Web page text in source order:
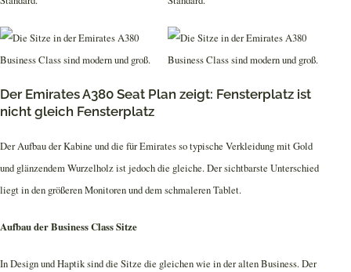
Der Emirates A380 Seat Plan zeigt: Fensterplatz ist
nicht gleich Fensterplatz
Der Aufbau der Kabine und die für Emirates so typische Verkleidung mit Gold
und glänzendem Wurzelholz ist jedoch die gleiche. Der sichtbarste Unterschied
liegt in den größeren Monitoren und dem schmaleren Tablet.
Aufbau der Business Class Sitze
In Design und Haptik sind die Sitze die gleichen wie in der alten Business. Der